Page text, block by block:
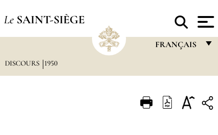
Le SAINT-SIÈGE
FRANÇAIS
ITALIANO
DISCOURS 1950